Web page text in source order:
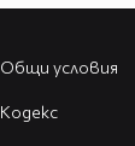
Общи условия
Кодекс